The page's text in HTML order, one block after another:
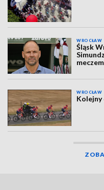
WROCŁAW
Śląsk
WROCŁAW
Kolejny